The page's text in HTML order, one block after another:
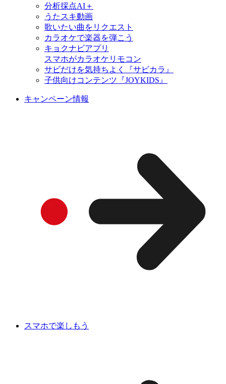
分析採点AI＋
うたスキ動画
歌いたい曲をリクエスト
カラオケで楽器を弾こう
キョクナビアプリ
スマホがカラオケリモコン
サビだけを気持ちよく『サビカラ』
子供向けコンテンツ『JOYKIDS』
キャンペーン情報
スマホで楽しもう